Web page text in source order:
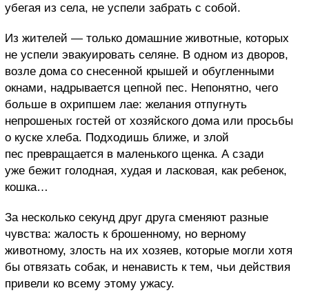
убегая из села, не успели забрать с собой.
Из жителей — только домашние животные, которых
не успели эвакуировать селяне. В одном из дворов,
возле дома со снесенной крышей и обугленными
окнами, надрывается цепной пес. Непонятно, чего
больше в охрипшем лае: желания отпугнуть
непрошеных гостей от хозяйского дома или просьбы
о куске хлеба. Подходишь ближе, и злой
пес превращается в маленького щенка. А сзади
уже бежит голодная, худая и ласковая, как ребенок,
кошка…
За несколько секунд друг друга сменяют разные
чувства: жалость к брошенному, но верному
животному, злость на их хозяев, которые могли хотя
бы отвязать собак, и ненависть к тем, чьи действия
привели ко всему этому ужасу.